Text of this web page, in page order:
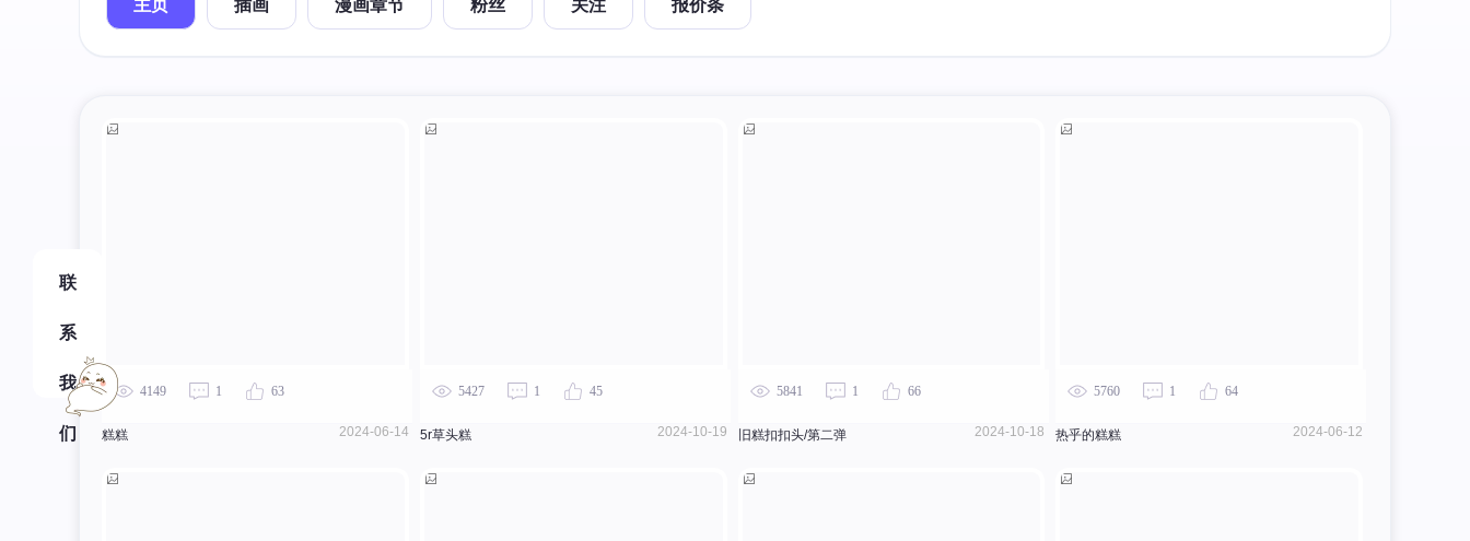
主页 插画 漫画章节 粉丝 关注 报价条
4149 1 63
糕糕 2024-06-14
5427 1 45
5r草头糕 2024-10-19
5841 1 66
旧糕扣扣头/第二弹 2024-10-18
5760 1 64
热乎的糕糕 2024-06-12
联
系
我
们